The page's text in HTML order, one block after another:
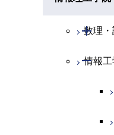
応用
専門科
数理
開閉
情報工
開閉